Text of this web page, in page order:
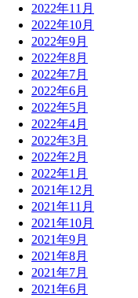
2022年11月
2022年10月
2022年9月
2022年8月
2022年7月
2022年6月
2022年5月
2022年4月
2022年3月
2022年2月
2022年1月
2021年12月
2021年11月
2021年10月
2021年9月
2021年8月
2021年7月
2021年6月